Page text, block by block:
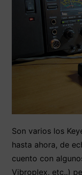
Son varios los
hasta ahora, de
cuento con
Vibroplex, etc..)